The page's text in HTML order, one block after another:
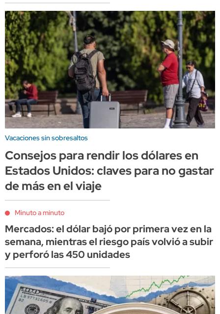
Vacaciones sin sobresaltos
Consejos para rendir los dólares en
Estados Unidos: claves para no gastar
de más en el viaje
Minuto a minuto
Mercados: el dólar bajó por primera vez en la
semana, mientras el riesgo país volvió a subir
y perforó las 450 unidades